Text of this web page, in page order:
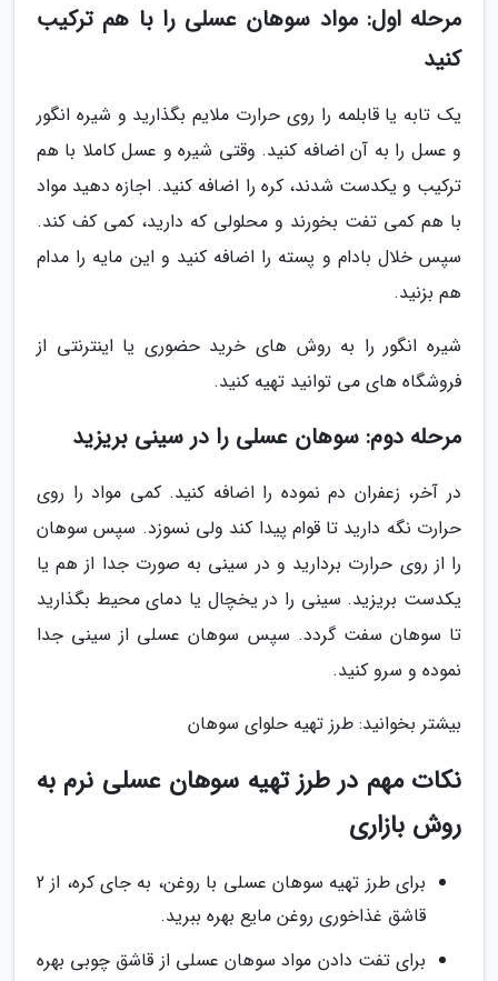
مرحله اول: مواد سوهان عسلی را با هم ترکیب
کنید
یک تابه یا قابلمه را روی حرارت ملایم بگذارید و شیره انگور
و عسل را به آن اضافه کنید. وقتی شیره و عسل کاملا با هم
ترکیب و یکدست شدند، کره را اضافه کنید. اجازه دهید مواد
با هم کمی تفت بخورند و محلولی که دارید، کمی کف کند.
سپس خلال بادام و پسته را اضافه کنید و این مایه را مدام
هم بزنید.
شیره انگور را به روش های خرید حضوری یا اینترنتی از
فروشگاه های می توانید تهیه کنید.
مرحله دوم: سوهان عسلی را در سینی بریزید
در آخر، زعفران دم نموده را اضافه کنید. کمی مواد را روی
حرارت نگه دارید تا قوام پیدا کند ولی نسوزد. سپس سوهان
را از روی حرارت بردارید و در سینی به صورت جدا از هم یا
یکدست بریزید. سینی را در یخچال یا دمای محیط بگذارید
تا سوهان سفت گردد. سپس سوهان عسلی از سینی جدا
نموده و سرو کنید.
بیشتر بخوانید: طرز تهیه حلوای سوهان
نکات مهم در طرز تهیه سوهان عسلی نرم به
روش بازاری
برای طرز تهیه سوهان عسلی با روغن، به جای کره، از 2
قاشق غذاخوری روغن مایع بهره ببرید.
برای تفت دادن مواد سوهان عسلی از قاشق چوبی بهره